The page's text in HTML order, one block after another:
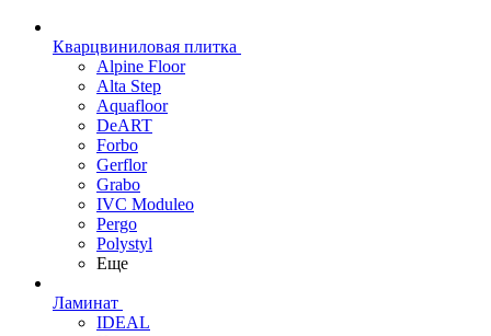
Кварцвиниловая плитка
Alpine Floor
Alta Step
Aquafloor
DeART
Forbo
Gerflor
Grabo
IVC Moduleo
Pergo
Polystyl
Еще
Ламинат
IDEAL